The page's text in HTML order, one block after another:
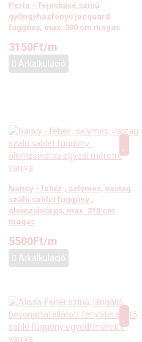
Perla - Tejeskávé színű
gyöngyházfényű jacquard
függöny, max. 300 cm magas
3150Ft/m
Árkalkuláció
Nancy - fehér , selymes, vastag
szálú sablet függöny ,
ólomzsinóros, max. 310 cm
magas
5500Ft/m
Árkalkuláció